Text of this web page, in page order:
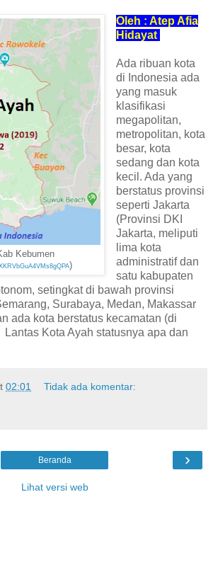
Kebumen
)
Oleh : Atep Afia
Hidayat
Ada ribuan kota
di Indonesia ada
yang masuk
klasifikasi
megapolitan,
metropolitan, kota
besar, kota
sedang dan kota
kecil. Ada yang
berstatus provinsi
seperti Jakarta
(Provinsi DKI
Jakarta, meliputi
lima kota
administratif dan
satu kabupaten
setingkat di bawah provinsi
Surabaya, Medan, Makassar
ada kota berstatus kecamatan (di
Kota Ayah statusnya apa dan
02:01 Tidak ada komentar:
›
Beranda
Lihat versi web